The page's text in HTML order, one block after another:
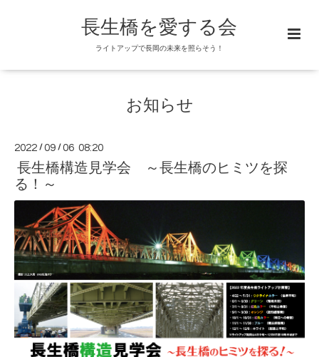
長生橋を愛する会
ライトアップで長岡の未来を照らそう！
お知らせ
2022 /09 /06 08:20
長生橋構造見学会 ～長生橋のヒミツを探
る！～